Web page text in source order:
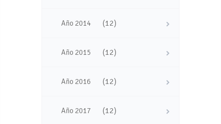
Año 2014 (12)
Año 2015 (12)
Año 2016 (12)
Año 2017 (12)